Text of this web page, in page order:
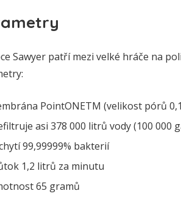
Sawyer patří mezi velké hráče na
PointONETM (velikost pórů
asi 378 000 litrů vody (100 000
99,99999% bakterií
1,2 litrů za minutu
65 gramů